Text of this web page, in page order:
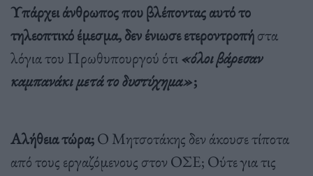
Υπάρχει άνθρωπος που βλέποντας αυτό το
τηλεοπτικό έμεσμα, δεν ένιωσε ετεροντροπήστα
λόγια του Πρωθυπουργού ότι«όλοι βάρεσαν
καμπανάκι μετά το δυστύχημα»;
Αλήθεια τώρα;Ο Μητσοτάκης δεν άκουσε τίποτα
από τους εργαζόμενους στον ΟΣΕ; Ούτε για τις